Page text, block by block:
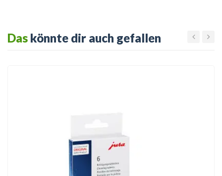
Das könnte dir auch gefallen